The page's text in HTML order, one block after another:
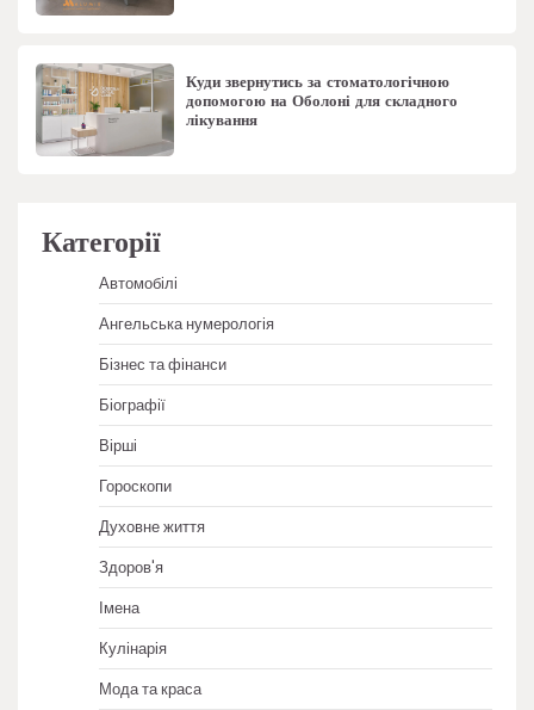
Куди звернутись за стоматологічною
допомогою на Оболоні для складного
лікування
Категорії
Автомобілі
Ангельська нумерологія
Бізнес та фінанси
Біографії
Вірші
Гороскопи
Духовне життя
Здоров'я
Імена
Кулінарія
Мода та краса